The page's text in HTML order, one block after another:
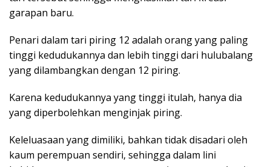
garapan baru.
Penari dalam tari piring 12 adalah orang yang paling
tinggi kedudukannya dan lebih tinggi dari hulubalang
yang dilambangkan dengan 12 piring.
Karena kedudukannya yang tinggi itulah, hanya dia
yang diperbolehkan menginjak piring.
Keleluasaan yang dimiliki, bahkan tidak disadari oleh
kaum perempuan sendiri, sehingga dalam lini